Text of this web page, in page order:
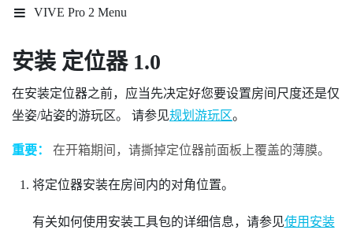
VIVE Pro 2 Menu
安装 定位器 1.0
在安装定位器之前，应当先决定好您要设置房间尺度还是仅
坐姿/站姿的游玩区。 请参见规划游玩区。
重要： 在开箱期间，请撕掉定位器前面板上覆盖的薄膜。
将定位器安装在房间内的对角位置。
有关如何使用安装工具包的详细信息，请参见使用安装